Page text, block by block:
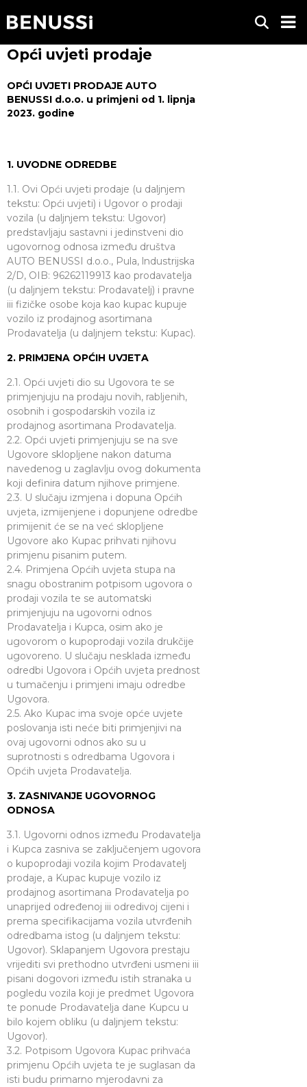
Opći uvjeti prodaje
OPĆI UVJETI PRODAJE AUTO
BENUSSI d.o.o. u primjeni od 1. lipnja
2023. godine
1. UVODNE ODREDBE
1.1. Ovi Opći uvjeti prodaje (u daljnjem
tekstu: Opći uvjeti) i Ugovor o prodaji
vozila (u daljnjem tekstu: Ugovor)
predstavljaju sastavni i jedinstveni dio
ugovornog odnosa između društva
AUTO BENUSSI d.o.o., Pula, lndustrijska
2/D, OIB: 96262119913 kao prodavatelja
(u daljnjem tekstu: Prodavatelj) i pravne
iii fizičke osobe koja kao kupac kupuje
vozilo iz prodajnog asortimana
Prodavatelja (u daljnjem tekstu: Kupac).
2. PRIMJENA OPĆIH UVJETA
2.1. Opći uvjeti dio su Ugovora te se
primjenjuju na prodaju novih, rabljenih,
osobnih i gospodarskih vozila iz
prodajnog asortimana Prodavatelja.
2.2. Opći uvjeti primjenjuju se na sve
Ugovore sklopljene nakon datuma
navedenog u zaglavlju ovog dokumenta
koji definira datum njihove primjene.
2.3. U slučaju izmjena i dopuna Općih
uvjeta, izmijenjene i dopunjene odredbe
primijenit će se na već sklopljene
Ugovore ako Kupac prihvati njihovu
primjenu pisanim putem.
2.4. Primjena Općih uvjeta stupa na
snagu obostranim potpisom ugovora o
prodaji vozila te se automatski
primjenjuju na ugovorni odnos
Prodavatelja i Kupca, osim ako je
ugovorom o kupoprodaji vozila drukčije
ugovoreno. U slučaju nesklada između
odredbi Ugovora i Općih uvjeta prednost
u tumačenju i primjeni imaju odredbe
Ugovora.
2.5. Ako Kupac ima svoje opće uvjete
poslovanja isti neće biti primjenjivi na
ovaj ugovorni odnos ako su u
suprotnosti s odredbama Ugovora i
Općih uvjeta Prodavatelja.
3. ZASNIVANJE UGOVORNOG
ODNOSA
3.1. Ugovorni odnos između Prodavatelja
i Kupca zasniva se zaključenjem ugovora
o kupoprodaji vozila kojim Prodavatelj
prodaje, a Kupac kupuje vozilo iz
prodajnog asortimana Prodavatelja po
unaprijed određenoj iii odredivoj cijeni i
prema specifikacijama vozila utvrđenih
odredbama istog (u daljnjem tekstu:
Ugovor). Sklapanjem Ugovora prestaju
vrijediti svi prethodno utvrđeni usmeni iii
pisani dogovori između istih stranaka u
pogledu vozila koji je predmet Ugovora
te ponude Prodavatelja dane Kupcu u
bilo kojem obliku (u daljnjem tekstu:
Ugovor).
3.2. Potpisom Ugovora Kupac prihvaća
primjenu Općih uvjeta te je suglasan da
isti budu primarno mjerodavni za